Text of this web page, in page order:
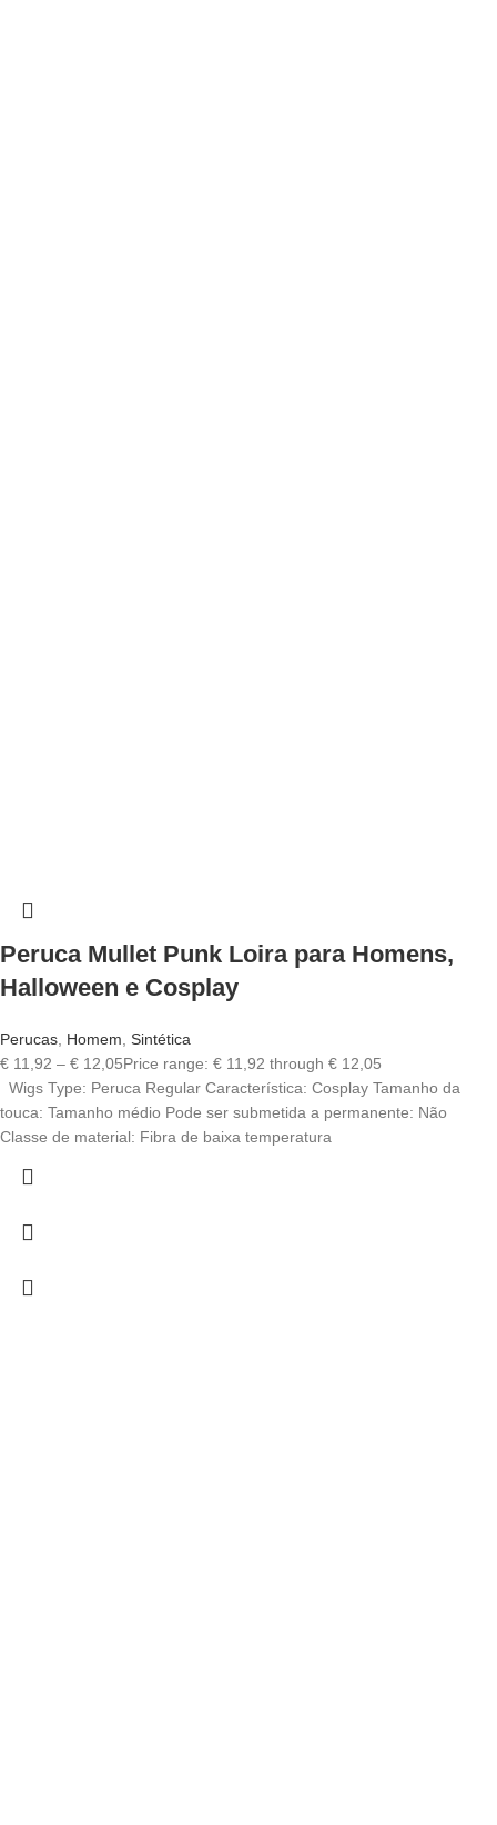
Peruca Mullet Punk Loira para Homens,
Halloween e Cosplay
Perucas, Homem, Sintética
€ 11,92 – € 12,05Price range: € 11,92 through € 12,05
Wigs Type: Peruca Regular Característica: Cosplay Tamanho da
touca: Tamanho médio Pode ser submetida a permanente: Não
Classe de material: Fibra de baixa temperatura